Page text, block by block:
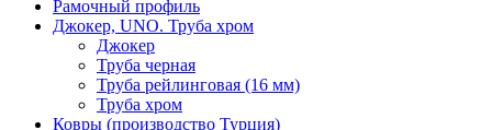
Рамочный профиль
Джокер, UNO. Труба хром
Джокер
Труба черная
Труба рейлинговая (16 мм)
Труба хром
Ковры (производство Турция)